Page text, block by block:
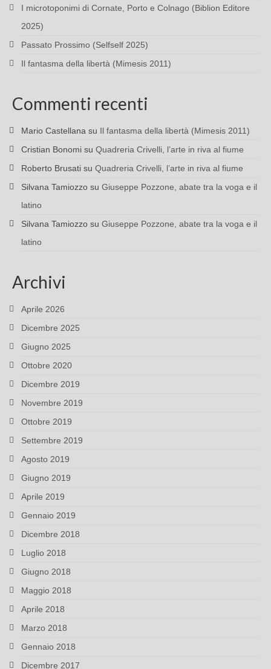
I microtoponimi di Cornate, Porto e Colnago (Biblion Editore
2025)
Passato Prossimo (Selfself 2025)
Il fantasma della libertà (Mimesis 2011)
Commenti recenti
Mario Castellana su Il fantasma della libertà (Mimesis 2011)
Cristian Bonomi su Quadreria Crivelli, l’arte in riva al fiume
Roberto Brusati su Quadreria Crivelli, l’arte in riva al fiume
Silvana Tamiozzo su Giuseppe Pozzone, abate tra la voga e il
latino
Silvana Tamiozzo su Giuseppe Pozzone, abate tra la voga e il
latino
Archivi
Aprile 2026
Dicembre 2025
Giugno 2025
Ottobre 2020
Dicembre 2019
Novembre 2019
Ottobre 2019
Settembre 2019
Agosto 2019
Giugno 2019
Aprile 2019
Gennaio 2019
Dicembre 2018
Luglio 2018
Giugno 2018
Maggio 2018
Aprile 2018
Marzo 2018
Gennaio 2018
Dicembre 2017